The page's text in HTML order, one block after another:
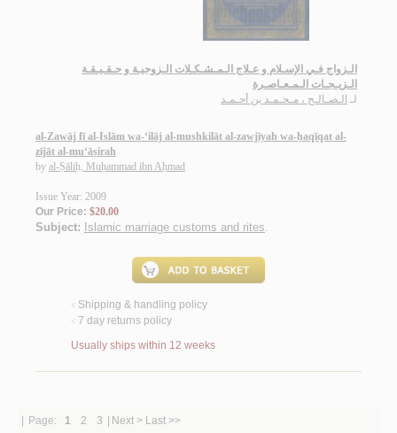
الـزواج فـي الإسـلام و عـلاج الـمـشـكـلات الـزوجيـة و حـقـيـقـة
الـزيـجـات الـمـعـاصـرة
لـ الـصـالـح ، مـحـمـد بن أحـمـد
al-Zawāj fī al-Islām wa-‘ilāj al-mushkilāt al-zawjīyah wa-ḥaqīqat al-
zījāt al-mu‘āṣirah
by al-Ṣāliḥ, Muḥammad ibn Aḥmad
Issue Year: 2009
Our Price: $20.00
Subject: Islamic marriage customs and rites.
< Shipping & handling policy
< 7 day returns policy
Usually ships within 12 weeks
Page: 1 2 3 Next > Last >>